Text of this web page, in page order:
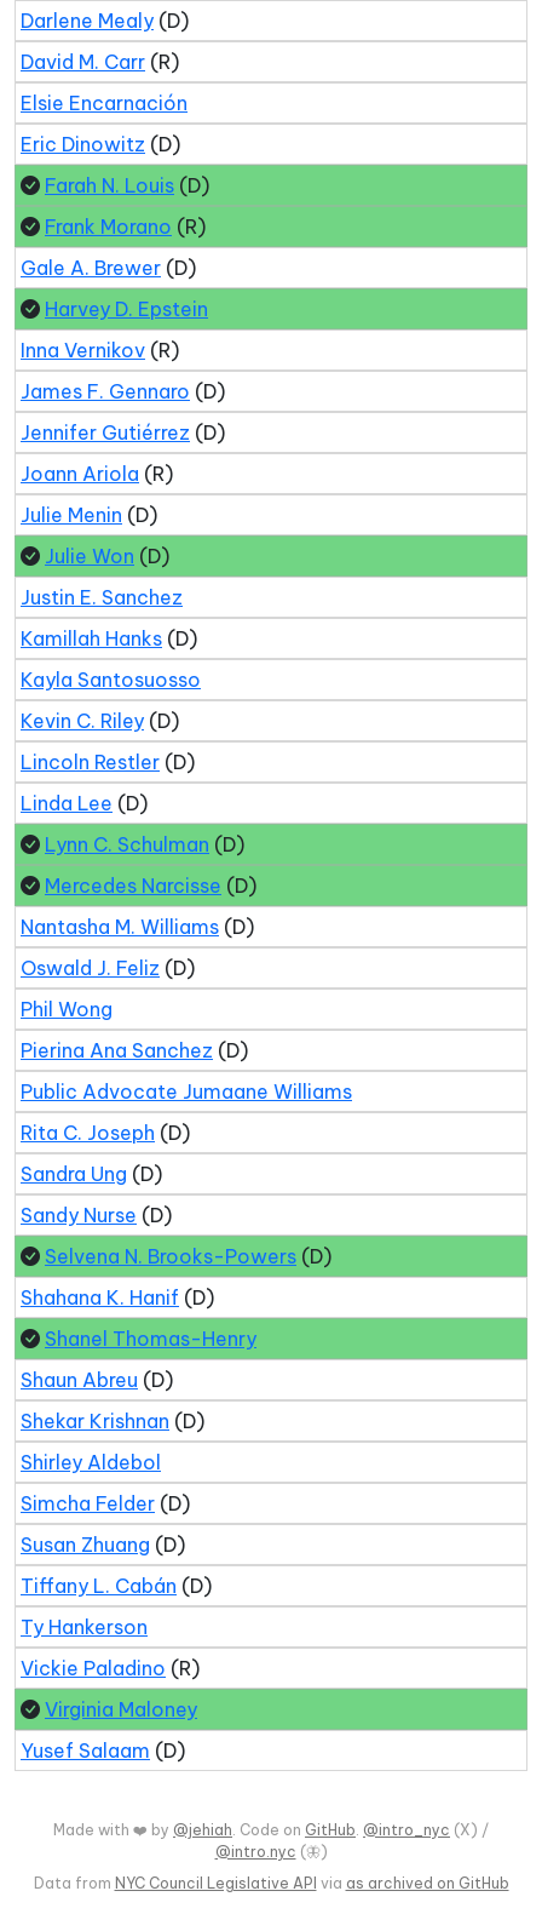
Darlene Mealy (D)
David M. Carr (R)
Elsie Encarnación
Eric Dinowitz (D)
Farah N. Louis (D)
Frank Morano (R)
Gale A. Brewer (D)
Harvey D. Epstein
Inna Vernikov (R)
James F. Gennaro (D)
Jennifer Gutiérrez (D)
Joann Ariola (R)
Julie Menin (D)
Julie Won (D)
Justin E. Sanchez
Kamillah Hanks (D)
Kayla Santosuosso
Kevin C. Riley (D)
Lincoln Restler (D)
Linda Lee (D)
Lynn C. Schulman (D)
Mercedes Narcisse (D)
Nantasha M. Williams (D)
Oswald J. Feliz (D)
Phil Wong
Pierina Ana Sanchez (D)
Public Advocate Jumaane Williams
Rita C. Joseph (D)
Sandra Ung (D)
Sandy Nurse (D)
Selvena N. Brooks-Powers (D)
Shahana K. Hanif (D)
Shanel Thomas-Henry
Shaun Abreu (D)
Shekar Krishnan (D)
Shirley Aldebol
Simcha Felder (D)
Susan Zhuang (D)
Tiffany L. Cabán (D)
Ty Hankerson
Vickie Paladino (R)
Virginia Maloney
Yusef Salaam (D)
Made with ❤️ by @jehiah. Code on GitHub. @intro_nyc (X) /
@intro.nyc (🦋)
Data from NYC Council Legislative API via as archived on GitHub